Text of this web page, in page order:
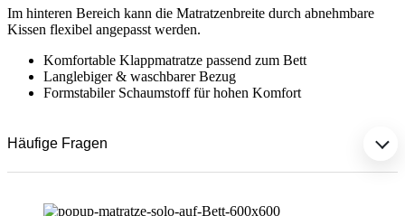
Im hinteren Bereich kann die Matratzenbreite durch abnehmbare
Kissen flexibel angepasst werden.
Komfortable Klappmatratze passend zum Bett
Langlebiger & waschbarer Bezug
Formstabiler Schaumstoff für hohen Komfort
Häufige Fragen